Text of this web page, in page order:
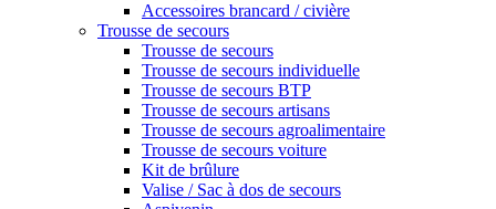
Accessoires brancard / civière
Trousse de secours
Trousse de secours
Trousse de secours individuelle
Trousse de secours BTP
Trousse de secours artisans
Trousse de secours agroalimentaire
Trousse de secours voiture
Kit de brûlure
Valise / Sac à dos de secours